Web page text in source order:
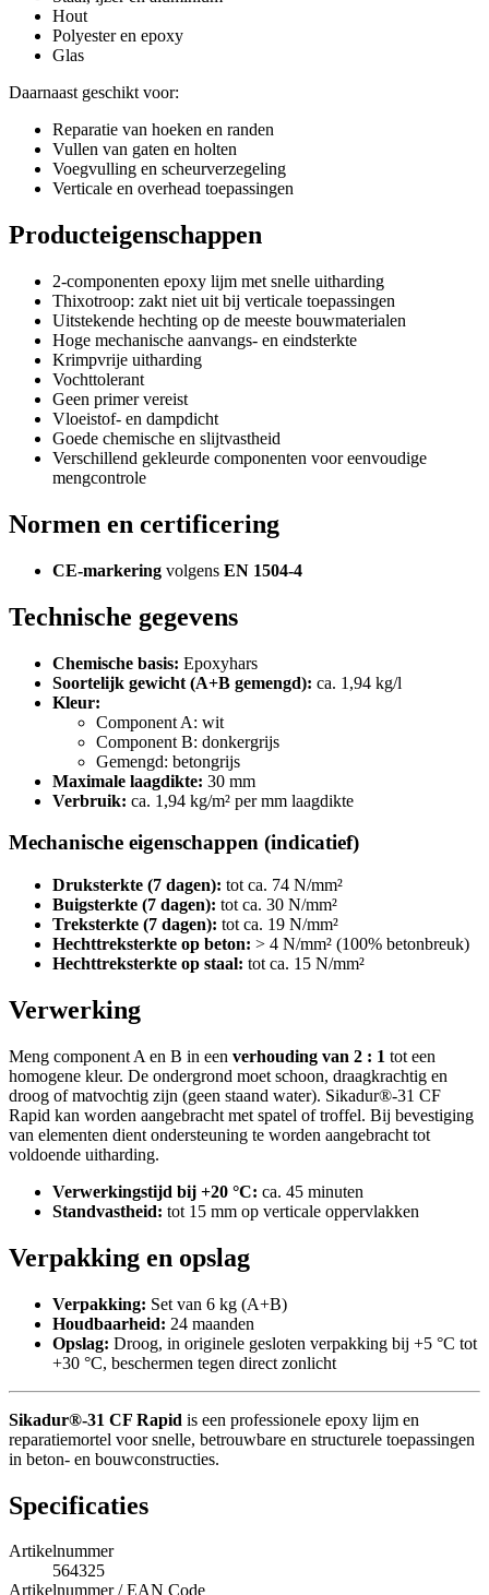
Hout
Polyester en epoxy
Glas
Daarnaast geschikt voor:
Reparatie van hoeken en randen
Vullen van gaten en holten
Voegvulling en scheurverzegeling
Verticale en overhead toepassingen
Producteigenschappen
2-componenten epoxy lijm met snelle uitharding
Thixotroop: zakt niet uit bij verticale toepassingen
Uitstekende hechting op de meeste bouwmaterialen
Hoge mechanische aanvangs- en eindsterkte
Krimpvrije uitharding
Vochttolerant
Geen primer vereist
Vloeistof- en dampdicht
Goede chemische en slijtvastheid
Verschillend gekleurde componenten voor eenvoudige
mengcontrole
Normen en certificering
CE-markering volgens EN 1504-4
Technische gegevens
Chemische basis: Epoxyhars
Soortelijk gewicht (A+B gemengd): ca. 1,94 kg/l
Kleur:
Component A: wit
Component B: donkergrijs
Gemengd: betongrijs
Maximale laagdikte: 30 mm
Verbruik: ca. 1,94 kg/m² per mm laagdikte
Mechanische eigenschappen (indicatief)
Druksterkte (7 dagen): tot ca. 74 N/mm²
Buigsterkte (7 dagen): tot ca. 30 N/mm²
Treksterkte (7 dagen): tot ca. 19 N/mm²
Hechttreksterkte op beton: > 4 N/mm² (100% betonbreuk)
Hechttreksterkte op staal: tot ca. 15 N/mm²
Verwerking
Meng component A en B in een verhouding van 2 : 1 tot een
homogene kleur. De ondergrond moet schoon, draagkrachtig en
droog of matvochtig zijn (geen staand water). Sikadur®-31 CF
Rapid kan worden aangebracht met spatel of troffel. Bij bevestiging
van elementen dient ondersteuning te worden aangebracht tot
voldoende uitharding.
Verwerkingstijd bij +20 °C: ca. 45 minuten
Standvastheid: tot 15 mm op verticale oppervlakken
Verpakking en opslag
Verpakking: Set van 6 kg (A+B)
Houdbaarheid: 24 maanden
Opslag: Droog, in originele gesloten verpakking bij +5 °C tot
+30 °C, beschermen tegen direct zonlicht
Sikadur®-31 CF Rapid is een professionele epoxy lijm en
reparatiemortel voor snelle, betrouwbare en structurele toepassingen
in beton- en bouwconstructies.
Specificaties
Artikelnummer
564325
Artikelnummer / EAN Code